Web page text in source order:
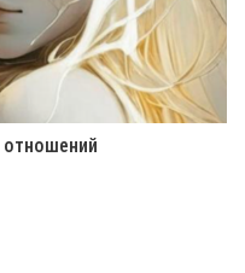
Не любите
на вашу
отношений